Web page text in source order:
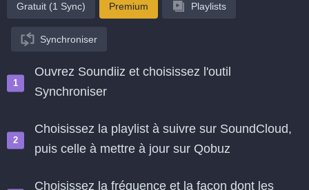
Gratuit (1 Sync) Premium Playlists
Synchroniser
Ouvrez Soundiiz et choisissez l'outil
Synchroniser
Choisissez la playlist à suivre sur SoundCloud,
puis celle à mettre à jour sur Qobuz
Choisissez la fréquence et la façon dont les